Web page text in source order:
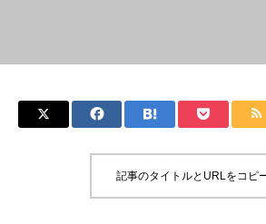
記事のタイトルとURLをコピ